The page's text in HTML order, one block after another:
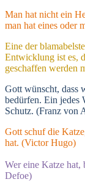
Man hat nicht ein
man hat eines oder
Eine der
Entwicklung ist es,
geschaffen werden
Gott wünscht, dass
bedürfen. Ein jedes
Schutz. (Franz von
Gott schuf die
hat. (Victor Hugo)
Wer eine Katze hat,
Defoe)